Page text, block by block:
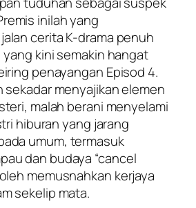
inilah yang
cerita K-drama penuh
yang kini semakin hangat
penayangan Episod 4.
sekadar menyajikan elemen
malah berani menyelami
hiburan yang jarang
umum, termasuk
dan budaya “cancel
memusnahkan kerjaya
sekelip mata.